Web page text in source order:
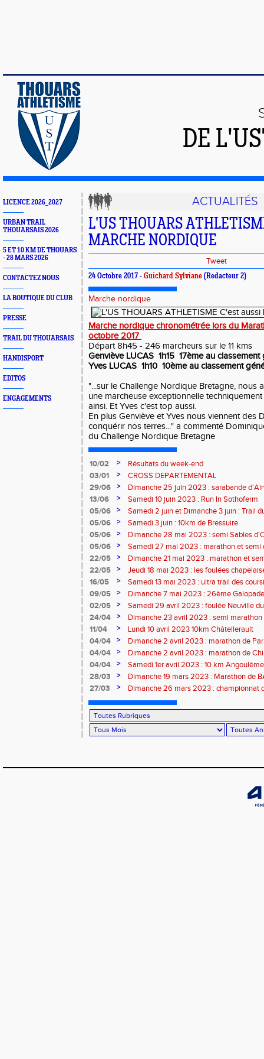
DE
LICENCE 2026_2027
URBAN TRAIL
THOUARSAIS 2026
5 ET 10 KM DE THOUARS
- 28 MARS 2026
CONTACTEZ NOUS
LA BOUTIQUE DU CLUB
PRESSE
TRAIL DU THOUARSAIS
HANDISPORT
EDITOS
ENGAGEMENTS
ACTUALITÉS
L'US THOUARS
MARCHE NORDIQUE
Tweet
24 Octobre 2017 - Guichard Sylviane (Redacteur 2)
Marche nordique
Marche nordique chronométrée lors du
octobre 2017
Départ 8h45 - 246 marcheurs sur le 11 kms
Genviève LUCAS 1h15 17ème au classement
Yves LUCAS 1h10 10ème au classement
"...sur le Challenge Nordique Bretagne, nous
une marcheuse exceptionnelle
ainsi. Et Yves c'est top aussi.
En plus Genviève et Yves nous viennent des
conquérir nos terres..." a commenté
du Challenge Nordique Bretagne
10/02 >
Résultats du week-end
03/01
>
CROSS DEPARTEMENTAL
29/06
>
Dimanche 25 juin 2023 : sarabande
13/06
>
Samedi 10 juin 2023 : Run In Sothoferm
05/06
>
Samedi 2 juin et Dimanche 3 juin : Trail
Velay
05/06 >
Samedi 3 juin : 10km de Bressuire
05/06
>
Dimanche 28 mai 2023 : semi Sables
05/06
>
Samedi 27 mai 2023 : marathon et semi
22/05
>
Dimanche 21 mai 2023 : marathon et
22/05
>
Jeudi 18 mai 2023 : les foulées
16/05
>
Samedi 13 mai 2023 : ultra trail des
09/05
>
Dimanche 7 mai 2023 : 26ème
02/05
>
Samedi 29 avril 2023 : foulée Neuville
24/04
>
Dimanche 23 avril 2023 : semi marathon
11/04
>
Lundi 10 avril 2023 10km Châtellerault
04/04
>
Dimanche 2 avril 2023 : marathon de
04/04
>
Dimanche 2 avril 2023 : marathon de
04/04
>
Samedi 1er avril 2023 : 10 km Angoulème
28/03
>
Dimanche 19 mars 2023 : Marathon de
27/03
> Dimanche 26 mars 2023 : championnat